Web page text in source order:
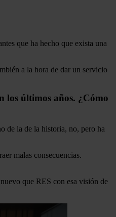
que ha hecho que exista una
a la hora de dar un servicio
los últimos años. ¿Cómo
de la de la historia, no, pero ha
malas consecuencias.
que RES con esa visión de